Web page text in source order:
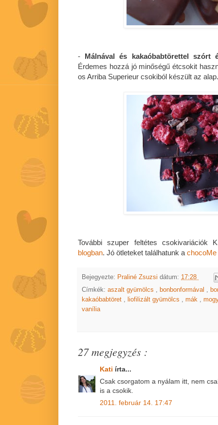
- Málnával és kakaóbabtörettel szórt
Érdemes hozzá jó minőségű étcsokit
os Arriba Superieur csokiból készült az alap.
További szuper feltétes csokivariációk
blogban. Jó ötleteket találhatunk a chocoMe
Bejegyezte: Praliné Zsuzsi dátum: 17:28
Címkék: aszalt gyümölcs bonbonformával
kakaóbabtöret
liofilizált gyümölcs mák
vanília
27 megjegyzés :
Kati írta...
Csak csorgatom a nyálam itt, nem
is a csokik.
2011. február 14. 17:47